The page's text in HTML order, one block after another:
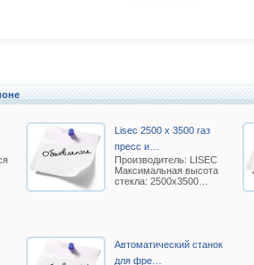
Lisec 2500 x 3500 газ
пресс и…
Производитель: LISEC
Максимальная высота
стекла: 2500х3500…
Автоматический станок
для фре…